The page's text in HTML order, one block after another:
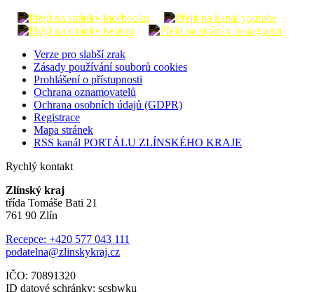
Verze pro slabší zrak
Zásady používání souborů cookies
Prohlášení o přístupnosti
Ochrana oznamovatelů
Ochrana osobních údajů (GDPR)
Registrace
Mapa stránek
RSS kanál PORTÁLU ZLÍNSKÉHO KRAJE
Rychlý kontakt
Zlínský kraj
třída Tomáše Bati 21
761 90 Zlín
Recepce: +420 577 043 111
podatelna@zlinskykraj.cz
IČO: 70891320
ID datové schránky: scsbwku